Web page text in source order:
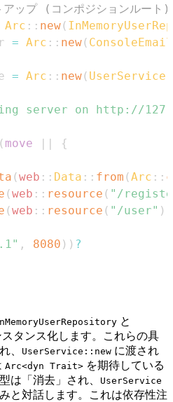
ップ (コンポジションルート)
Arc :: new(
= Arc :: new(
= Arc :: new( UserService
server on http://
( move
{
(web :: Data :: from (Arc ::
(web :: resource ( "/
(web :: resource ( "/user" )
, 8080 ) ) ?
と
スタンス化します。これらの具
、 UserService::new に渡され
Arc<dyn Trait> を期待している
は「消去」され、
UserService
と対話します。これは依存性注